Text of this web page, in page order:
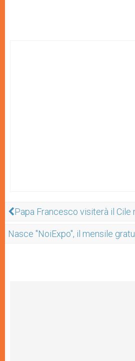
Papa Francesco visiterà il Cile
Nasce "NoiExpo", il mensile